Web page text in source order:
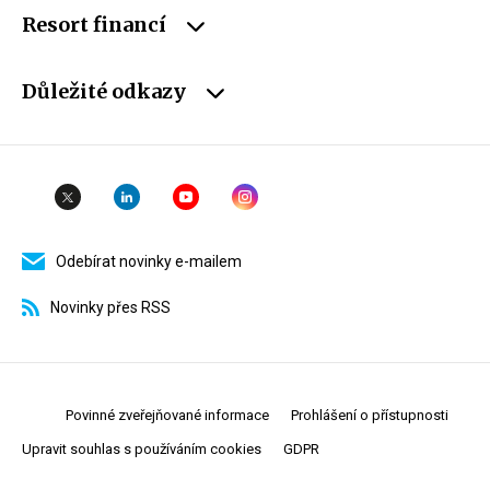
Resort financí
Důležité odkazy
Odebírat novinky e-mailem
Novinky přes RSS
Povinné zveřejňované informace Prohlášení o přístupnosti
Upravit souhlas s používáním cookies GDPR